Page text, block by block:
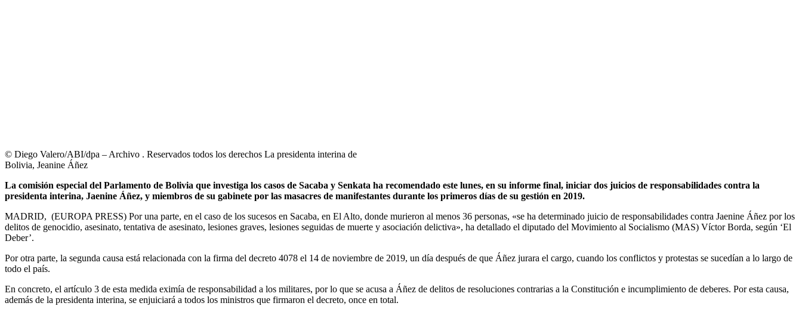
© Diego Valero/ABI/dpa – Archivo . Reservados todos los derechos La presidenta interina de
Bolivia, Jeanine Áñez
La comisión especial del Parlamento de Bolivia que investiga los casos de Sacaba y Senkata ha recomendado este lunes, en su informe final, iniciar dos juicios de responsabilidades contra la
presidenta interina, Jaenine Áñez, y miembros de su gabinete por las masacres de manifestantes durante los primeros días de su gestión en 2019.
MADRID, (EUROPA PRESS) Por una parte, en el caso de los sucesos en Sacaba, en El Alto, donde murieron al menos 36 personas, «se ha determinado juicio de responsabilidades contra Jaenine Áñez por los
delitos de genocidio, asesinato, tentativa de asesinato, lesiones graves, lesiones seguidas de muerte y asociación delictiva», ha detallado el diputado del Movimiento al Socialismo (MAS) Víctor Borda, según ‘El
Deber’.
Por otra parte, la segunda causa está relacionada con la firma del decreto 4078 el 14 de noviembre de 2019, un día después de que Áñez jurara el cargo, cuando los conflictos y protestas se sucedían a lo largo de
todo el país.
En concreto, el artículo 3 de esta medida eximía de responsabilidad a los militares, por lo que se acusa a Áñez de delitos de resoluciones contrarias a la Constitución e incumplimiento de deberes. Por esta causa,
además de la presidenta interina, se enjuiciará a todos los ministros que firmaron el decreto, once en total.